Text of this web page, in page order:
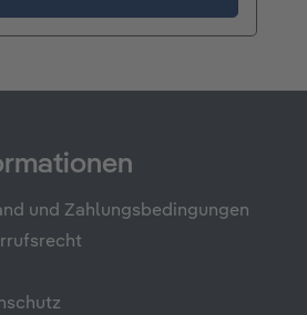
und Zahlungsbedingungen